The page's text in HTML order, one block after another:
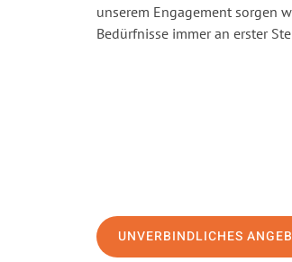
unserem Engagement sorgen
Bedürfnisse immer an erster
UNVERBINDLICHES